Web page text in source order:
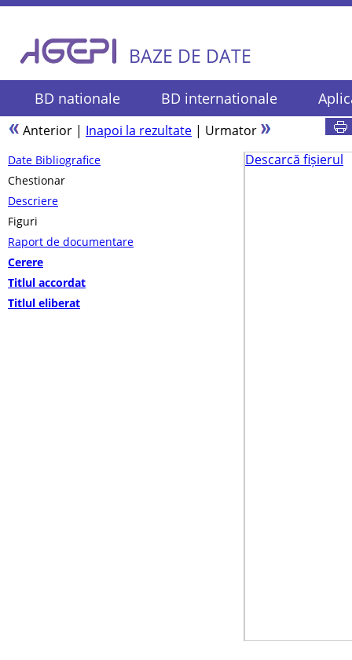
BAZE DE DATE
BD nationale BD internationale
Anterior | Inapoi la rezultate | Urmator
Date Bibliografice
Chestionar
Descriere
Figuri
Raport de documentare
Cerere
Titlul accordat
Titlul eliberat
Descarcă fișierul